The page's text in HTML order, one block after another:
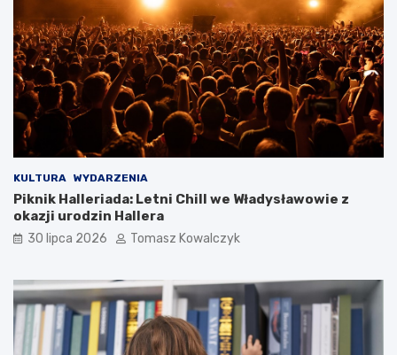
KULTURA WYDARZENIA
Piknik Halleriada: Letni Chill we Władysławowie z
okazji urodzin Hallera
30 lipca 2026 Tomasz Kowalczyk